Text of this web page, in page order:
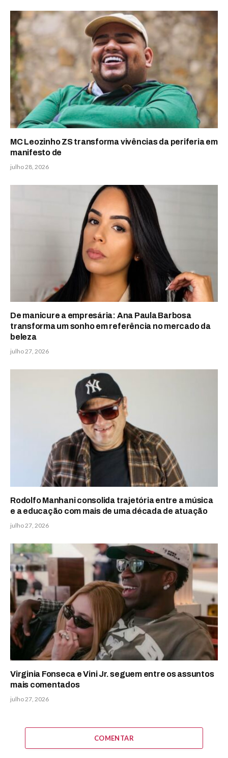
MC Leozinho ZS transforma vivências da periferia em
manifesto de
julho 28, 2026
De manicure a empresária: Ana Paula Barbosa
transforma um sonho em referência no mercado da
beleza
julho 27, 2026
Rodolfo Manhani consolida trajetória entre a música
e a educação com mais de uma década de atuação
julho 27, 2026
Virginia Fonseca e Vini Jr. seguem entre os assuntos
mais comentados
julho 27, 2026
COMENTAR